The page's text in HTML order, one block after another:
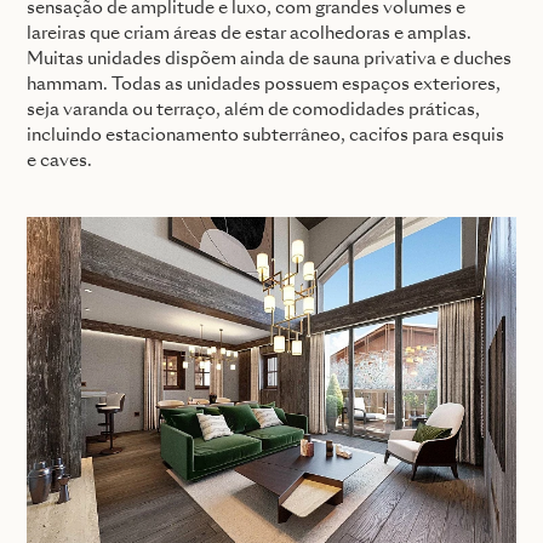
sensação de amplitude e luxo, com grandes volumes e
lareiras que criam áreas de estar acolhedoras e amplas.
Muitas unidades dispõem ainda de sauna privativa e duches
hammam. Todas as unidades possuem espaços exteriores,
seja varanda ou terraço, além de comodidades práticas,
incluindo estacionamento subterrâneo, cacifos para esquis
e caves.